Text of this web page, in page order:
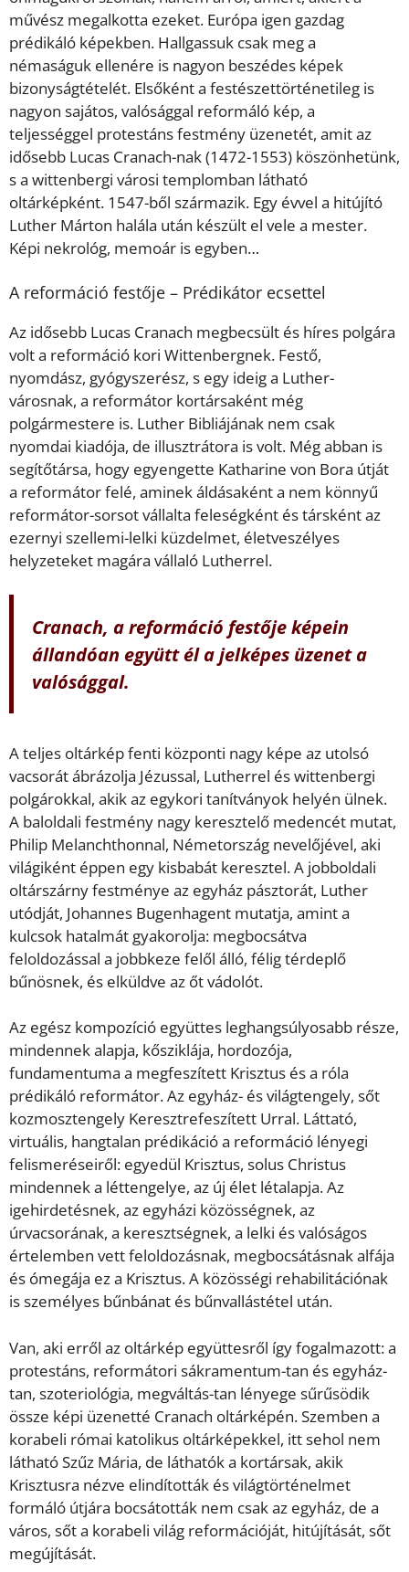
művész megalkotta ezeket. Európa igen gazdag
prédikáló képekben. Hallgassuk csak meg a
némaságuk ellenére is nagyon beszédes képek
bizonyságtételét. Elsőként a festészettörténetileg is
nagyon sajátos, valósággal reformáló kép, a
teljességgel protestáns festmény üzenetét, amit az
idősebb Lucas Cranach-nak (1472-1553) köszönhetünk,
s a wittenbergi városi templomban látható
oltárképként. 1547-ből származik. Egy évvel a hitújító
Luther Márton halála után készült el vele a mester.
Képi nekrológ, memoár is egyben…
A reformáció festője – Prédikátor ecsettel
Az idősebb Lucas Cranach megbecsült és híres polgára
volt a reformáció kori Wittenbergnek. Festő,
nyomdász, gyógyszerész, s egy ideig a Luther-
városnak, a reformátor kortársaként még
polgármestere is. Luther Bibliájának nem csak
nyomdai kiadója, de illusztrátora is volt. Még abban is
segítőtársa, hogy egyengette Katharine von Bora útját
a reformátor felé, aminek áldásaként a nem könnyű
reformátor-sorsot vállalta feleségként és társként az
ezernyi szellemi-lelki küzdelmet, életveszélyes
helyzeteket magára vállaló Lutherrel.
Cranach, a reformáció festője képein
állandóan együtt él a jelképes üzenet a
valósággal.
A teljes oltárkép fenti központi nagy képe az utolsó
vacsorát ábrázolja Jézussal, Lutherrel és wittenbergi
polgárokkal, akik az egykori tanítványok helyén ülnek.
A baloldali festmény nagy keresztelő medencét mutat,
Philip Melanchthonnal, Németország nevelőjével, aki
világiként éppen egy kisbabát keresztel. A jobboldali
oltárszárny festménye az egyház pásztorát, Luther
utódját, Johannes Bugenhagent mutatja, amint a
kulcsok hatalmát gyakorolja: megbocsátva
feloldozással a jobbkeze felől álló, félig térdeplő
bűnösnek, és elküldve az őt vádolót.
Az egész kompozíció együttes leghangsúlyosabb része,
mindennek alapja, kősziklája, hordozója,
fundamentuma a megfeszített Krisztus és a róla
prédikáló reformátor. Az egyház- és világtengely, sőt
kozmosztengely Keresztrefeszített Urral. Láttató,
virtuális, hangtalan prédikáció a reformáció lényegi
felismeréseiről: egyedül Krisztus, solus Christus
mindennek a léttengelye, az új élet létalapja. Az
igehirdetésnek, az egyházi közösségnek, az
úrvacsorának, a keresztségnek, a lelki és valóságos
értelemben vett feloldozásnak, megbocsátásnak alfája
és ómegája ez a Krisztus. A közösségi rehabilitációnak
is személyes bűnbánat és bűnvallástétel után.
Van, aki erről az oltárkép együttesről így fogalmazott: a
protestáns, reformátori sákramentum-tan és egyház-
tan, szoteriológia, megváltás-tan lényege sűrűsödik
össze képi üzenetté Cranach oltárképén. Szemben a
korabeli római katolikus oltárképekkel, itt sehol nem
látható Szűz Mária, de láthatók a kortársak, akik
Krisztusra nézve elindították és világtörténelmet
formáló útjára bocsátották nem csak az egyház, de a
város, sőt a korabeli világ reformációját, hitújítását, sőt
megújítását.